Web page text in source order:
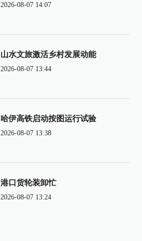
2026-08-07 14:07
山水文旅激活乡村发展动能
2026-08-07 13:44
哈伊高铁启动按图运行试验
2026-08-07 13:38
港口货轮装卸忙
2026-08-07 13:24